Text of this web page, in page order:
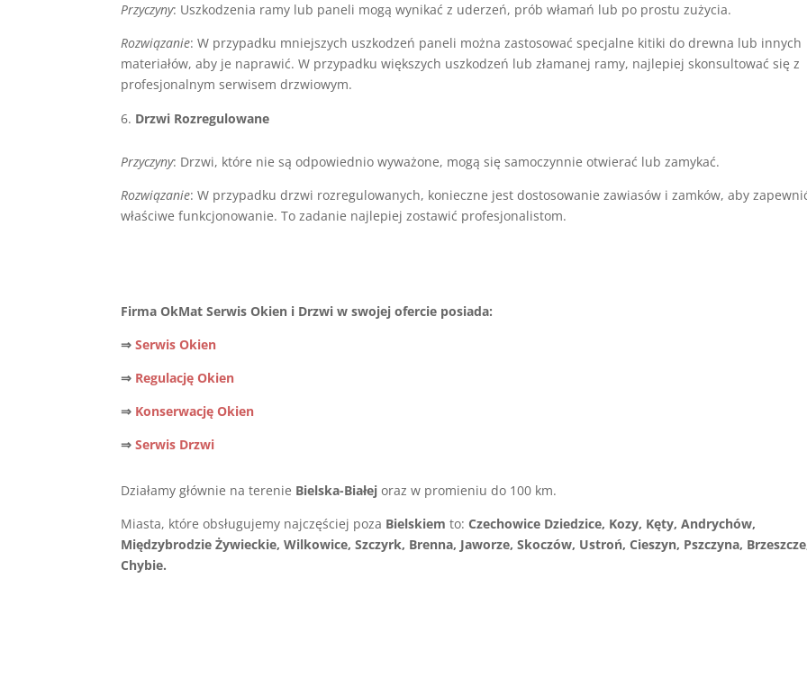
Przyczyny: Uszkodzenia ramy lub paneli mogą wynikać z uderzeń, prób włamań lub po prostu zużycia.
Rozwiązanie: W przypadku mniejszych uszkodzeń paneli można zastosować specjalne kitiki do drewna lub innych
materiałów, aby je naprawić. W przypadku większych uszkodzeń lub złamanej ramy, najlepiej skonsultować się z
profesjonalnym serwisem drzwiowym.
Drzwi Rozregulowane
Przyczyny: Drzwi, które nie są odpowiednio wyważone, mogą się samoczynnie otwierać lub zamykać.
Rozwiązanie: W przypadku drzwi rozregulowanych, konieczne jest dostosowanie zawiasów i zamków, aby
właściwe funkcjonowanie. To zadanie najlepiej zostawić profesjonalistom.
Firma OkMat Serwis Okien i Drzwi w swojej ofercie posiada:
⇒Serwis Okien
⇒ Regulację Okien
⇒ Konserwację Okien
⇒ Serwis Drzwi
Działamy głównie na terenie Bielska-Białej oraz w promieniu do 100 km.
Miasta, które obsługujemy najczęściej poza Bielskiem to:Czechowice Dziedzice, Kozy, Kęty, Andrychów,
Międzybrodzie Żywieckie, Wilkowice, Szczyrk, Brenna, Jaworze, Skoczów, Ustroń, Cieszyn, Pszczyna,
Chybie.